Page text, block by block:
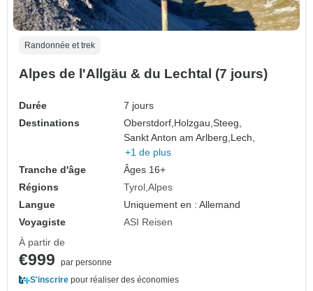
Randonnée et trek
Alpes de l'Allgäu & du Lechtal (7 jours)
Durée
7 jours
Destinations
Oberstdorf,Holzgau,Steeg,
Sankt Anton am Arlberg,Lech,
+1 de plus
Tranche d'âge
Âges 16+
Régions
Tyrol Alpes
Langue
Uniquement en : Allemand
Voyagiste
ASI Reisen
À partir de
€999
par personne
S'inscrire pour réaliser des économies